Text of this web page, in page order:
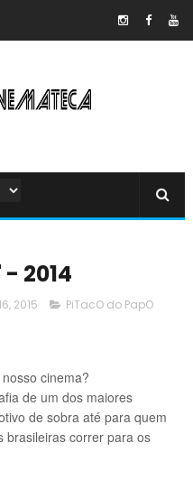
2014
2015 PiTacO do PapO
cinema?
de um dos maiores
de sobra até para quem
brasileiras correr para os